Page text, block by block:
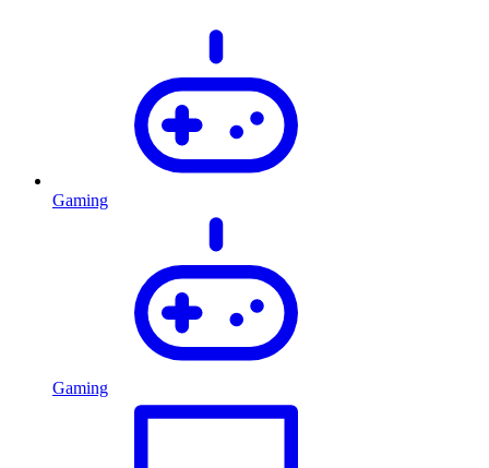
Gaming
Gaming